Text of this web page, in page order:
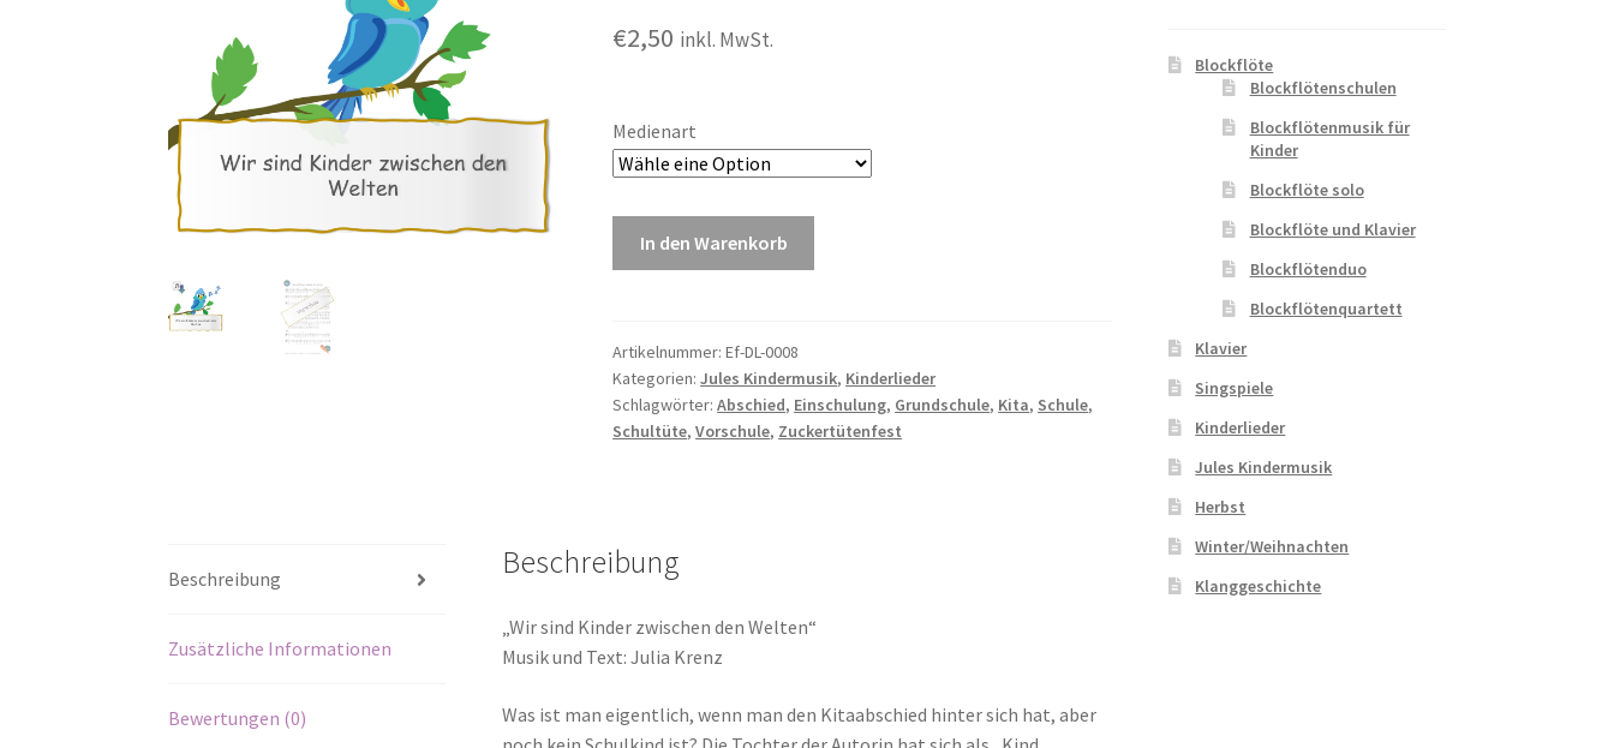
€2,50 inkl. MwSt.
Medienart
den
Welten
Menge
In den Warenkorb
Artikelnummer:Ef-DL-0008
Kategorien:Jules Kindermusik, Kinderlieder
Schlagwörter:Abschied, Einschulung, Grundschule, Kita, Schule,
Schultüte,Vorschule, Zuckertütenfest
Beschreibung
Zusätzliche Informationen
Bewertungen (0)
Beschreibung
„Wir sind Kinder zwischen den Welten“
Musik und Text: Julia Krenz
Was ist man eigentlich, wenn man den Kitaabschied hinter sich hat, aber
Blockflöte
Blockflötenschulen
Blockflötenmusik für
Kinder
Blockflöte solo
Blockflöte und Klavier
Blockflötenduo
Blockflötenquartett
Klavier
Singspiele
Kinderlieder
Jules Kindermusik
Herbst
Winter/Weihnachten
Klanggeschichte